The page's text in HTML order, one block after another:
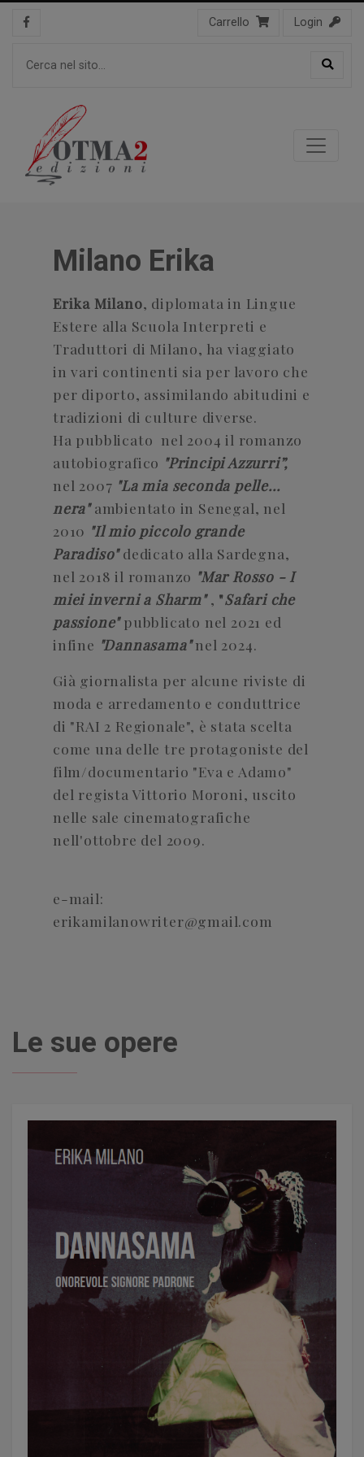
Carrello Login
Milano Erika
Erika Milano, diplomata in Lingue
Estere alla Scuola Interpreti e
Traduttori di Milano, ha viaggiato
in vari continenti sia per lavoro che
per diporto, assimilando abitudini e
tradizioni di culture diverse.
Ha pubblicato nel 2004 il romanzo
autobiografico "Principi Azzurri”,
nel 2007 "La mia seconda pelle...
nera"ambientato in Senegal, nel
2010 "Il mio piccolo grande
Paradiso"dedicato alla Sardegna,
nel 2018 il romanzo "Mar Rosso - I
miei inverni a Sharm", "Safari che
passione"pubblicato nel 2021 ed
infine "Dannasama"nel 2024.
Già giornalista per alcune riviste di
moda e arredamento e conduttrice
di "RAI 2 Regionale", è stata scelta
come una delle tre protagoniste del
film/documentario "Eva e Adamo"
del regista Vittorio Moroni, uscito
nelle sale cinematografiche
nell'ottobre del 2009.
e-mail:
erikamilanowriter@gmail.com
Le sue opere